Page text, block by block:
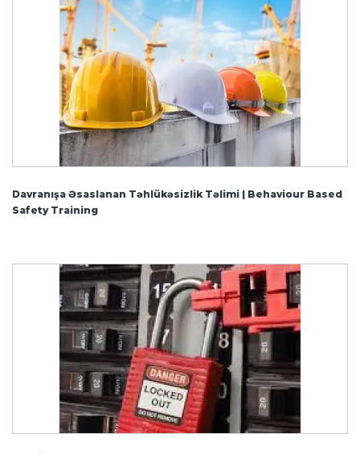
Davranışa Əsaslanan Təhlükəsizlik Təlimi | Behaviour Based
Safety Training